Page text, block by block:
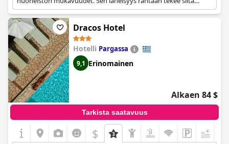
ihanteellisen merenrantalomille.
Dracos Hotel
Hotelli Pargassa
9,1 Erinomainen
Alkaen 84 $
Tarkista saatavuus
$